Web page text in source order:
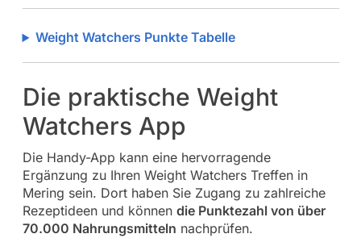
Weight Watchers Punkte Tabelle
Die praktische Weight
Watchers App
Die Handy-App kann eine hervorragende
Ergänzung zu Ihren Weight Watchers Treffen in
Mering sein. Dort haben Sie Zugang zu zahlreiche
Rezeptideen und können die Punktezahl von über
70.000 Nahrungsmitteln nachprüfen.